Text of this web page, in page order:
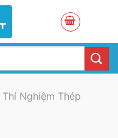
Thí Nghiệm Thép